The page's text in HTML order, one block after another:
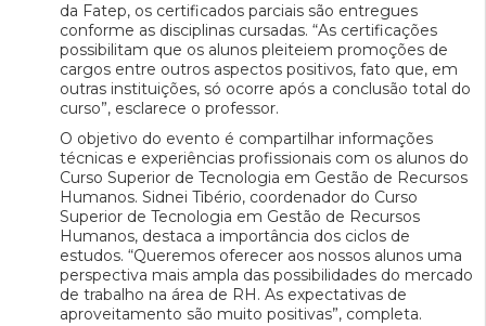
da Fatep, os certificados parciais são entregues
conforme as disciplinas cursadas. “As certificações
possibilitam que os alunos pleiteiem promoções de
cargos entre outros aspectos positivos, fato que, em
outras instituições, só ocorre após a conclusão total do
curso”, esclarece o professor.
O objetivo do evento é compartilhar informações
técnicas e experiências profissionais com os alunos do
Curso Superior de Tecnologia em Gestão de Recursos
Humanos. Sidnei Tibério, coordenador do Curso
Superior de Tecnologia em Gestão de Recursos
Humanos, destaca a importância dos ciclos de
estudos. “Queremos oferecer aos nossos alunos uma
perspectiva mais ampla das possibilidades do mercado
de trabalho na área de RH. As expectativas de
aproveitamento são muito positivas”, completa.